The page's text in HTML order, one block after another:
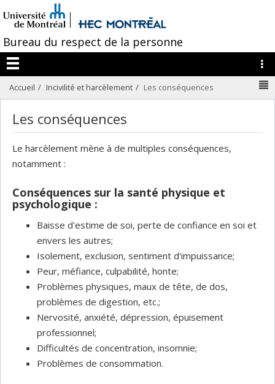
au
contenu
/
Bureau du respect de la personne
Menu
Accueil Incivilité et harcèlement Les conséquences
Les conséquences
Le harcèlement mène à de multiples conséquences,
notamment :
Conséquences sur la santé physique et
psychologique :
Baisse d'estime de soi, perte de confiance en soi et
envers les autres;
Isolement, exclusion, sentiment d'impuissance;
Peur, méfiance, culpabilité, honte;
Problèmes physiques, maux de tête, de dos,
problèmes de digestion, etc.;
Nervosité, anxiété, dépression, épuisement
professionnel;
Difficultés de concentration, insomnie;
Problèmes de consommation.